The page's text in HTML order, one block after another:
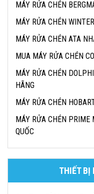
MÁY RỬA CHÉN
MÁY RỬA CHÉN
MÁY RỬA CHÉN ATA
MUA MÁY RỬA CHÉN
MÁY RỬA CHÉN
HÃNG
MÁY RỬA CHÉN
MÁY RỬA CHÉN
QUỐC
THIẾT BỊ